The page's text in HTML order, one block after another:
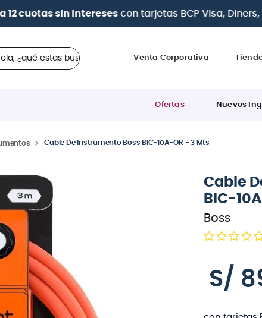
12 cuotas sin interesescon tarjetasBCP Visa, Diners,
estas buscando?
Venta Corporativa
Ofertas Nuevos
Cable De Instrumento Boss BIC-10A-OR - 3 Mts
Cable
BIC-
Boss
S/